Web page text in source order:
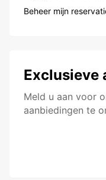
Beheer mijn
Exclusieve
Meld u aan voor
aanbiedingen te